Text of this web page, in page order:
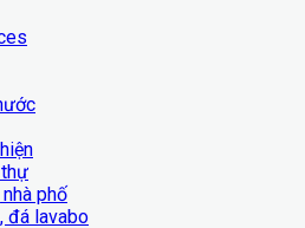
phố
đá lavabo